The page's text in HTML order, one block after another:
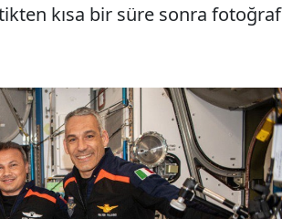
kısa bir süre sonra fotoğraf